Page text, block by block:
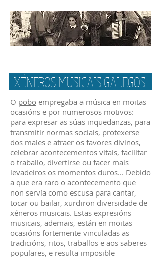
XÉNEROS MUSICAIS GALEGOS:
O pobo empregaba a música en moitas
ocasións e por numerosos motivos:
para expresar as súas inquedanzas, para
transmitir normas sociais, protexerse
dos males e atraer os favores divinos,
celebrar acontecementos vitais, facilitar
o traballo, divertirse ou facer mais
levadeiros os momentos duros... Debido
a que era raro o acontecemento que
non servía como escusa para cantar,
tocar ou bailar, xurdiron diversidade de
xéneros musicais. Estas expresións
musicais, ademais, están en moitas
ocasións fortemente vinculadas as
tradicións, ritos, traballos e aos saberes
populares, e resulta imposible